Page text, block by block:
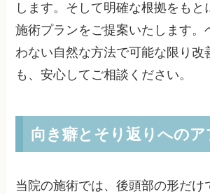
します。そして明確な根拠をもと
施術プランをご提案いたします。
わない自然な方法で可能な限り改
も、安心してご相談ください。
向き癖とそり返りへの
当院の施術では、後頭部の形だけ